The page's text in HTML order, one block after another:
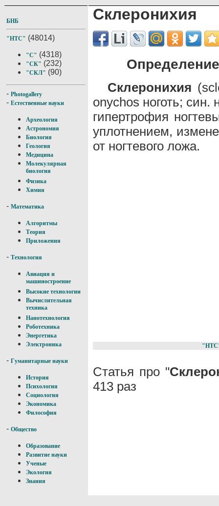
БНБ
"НТС" (48014)
"С" (4318)
"СК" (232)
"СКЛ" (90)
- Photogallery
- Естественные науки
Археология
Астрономия
Биология
Геология
Медицина
Молекулярная
биология
Физика
Химия
- Математика
Алгоритмы
Теория
Приложения
- Технология
Авиация и
машиностроение
Высокие технологии
Вычислительная
техника
Нанотехнология
Роботехника
Энергетика
Электроника
- Гуманитарные науки
История
Психология
Социология
Экономика
Философия
- Общество
Образование
Развитие науки
Ученые
Экология
Знания
Склеронихия
Склеронихия
onychos ноготь; син.
гипертрофия
уплотнением,
от ногтевого ложа.
Статья про "
413 раз